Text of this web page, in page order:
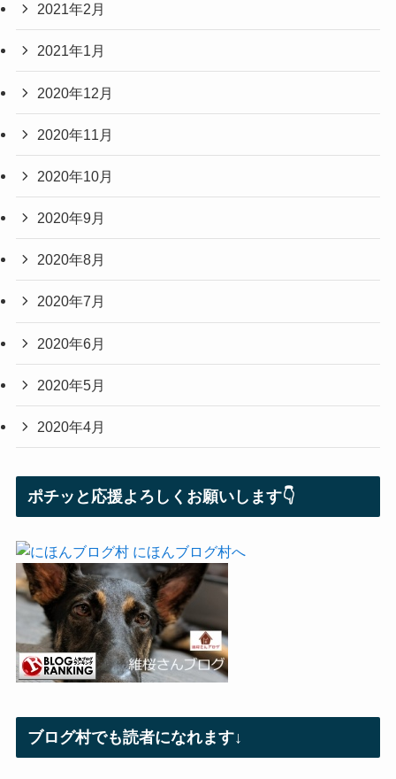
2021年2月
2021年1月
2020年12月
2020年11月
2020年10月
2020年9月
2020年8月
2020年7月
2020年6月
2020年5月
2020年4月
ポチッと応援よろしくお願いします👇
ブログ村でも読者になれます↓